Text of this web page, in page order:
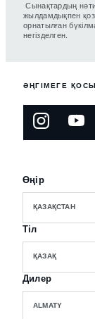
Сынақтардың
жылдамдықпен
орнатылған
негізделген.
ӘҢГІМЕГЕ
Өңір
ҚАЗАҚСТАН
Тіл
ҚАЗАҚ
Дилер
ALMATY